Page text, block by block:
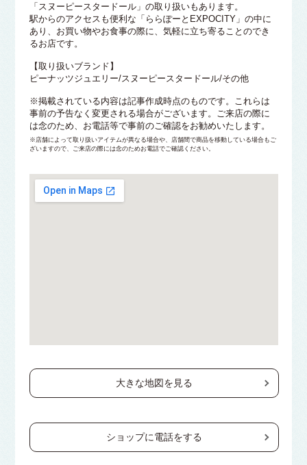
「スヌーピースタードール」の取り扱いもあります。
駅からのアクセスも便利な「ららぽーとEXPOCITY」の中に
あり、お買い物やお食事の際に、気軽に立ち寄ることのでき
るお店です。
【取り扱いブランド】
ピーナッツジュエリー/スヌーピースタードール/その他
※掲載されている内容は記事作成時点のものです。これらは
事前の予告なく変更される場合がございます。ご来店の際に
は念のため、お電話等で事前のご確認をお勧めいたします。
※店舗によって取り扱いアイテムが異なる場合や、店舗間で商品を移動している場合もご
ざいますので、ご来店の際には念のためお電話でご確認ください。
大きな地図を見る
ショップに電話をする